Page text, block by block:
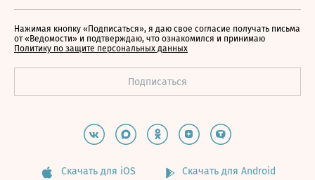
Нажимая кнопку «Подписаться», я даю свое согласие получать письма
от «Ведомости» и подтверждаю, что ознакомился и принимаю
Политику по защите персональных данных
Скачать для iOS Скачать для Android